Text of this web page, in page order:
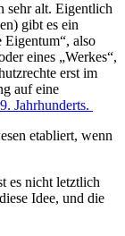
sehr alt. Eigentlich
gibt es ein
Eigentum“, also
eines „Werkes“,
erst im
auf eine
Jahrhunderts.
etabliert, wenn
es nicht letztlich
Idee, und die